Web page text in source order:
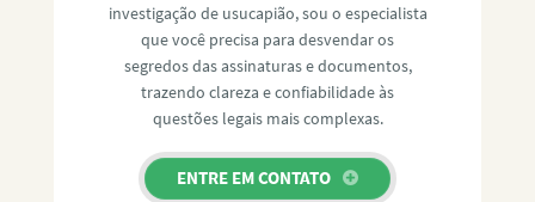
investigação de usucapião, sou o especialista
que você precisa para desvendar os
segredos das assinaturas e documentos,
trazendo clareza e confiabilidade às
questões legais mais complexas.
ENTRE EM CONTATO